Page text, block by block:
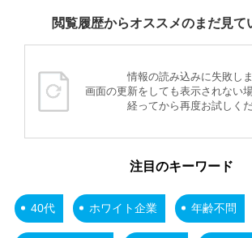
閲覧履歴からオススメのまだ見て
情報の読み込みに失敗しま
画面の更新をしても表示されない
経ってから再度お試しくだ
注目のキーワード
40代 ホワイト企業 年齢不問